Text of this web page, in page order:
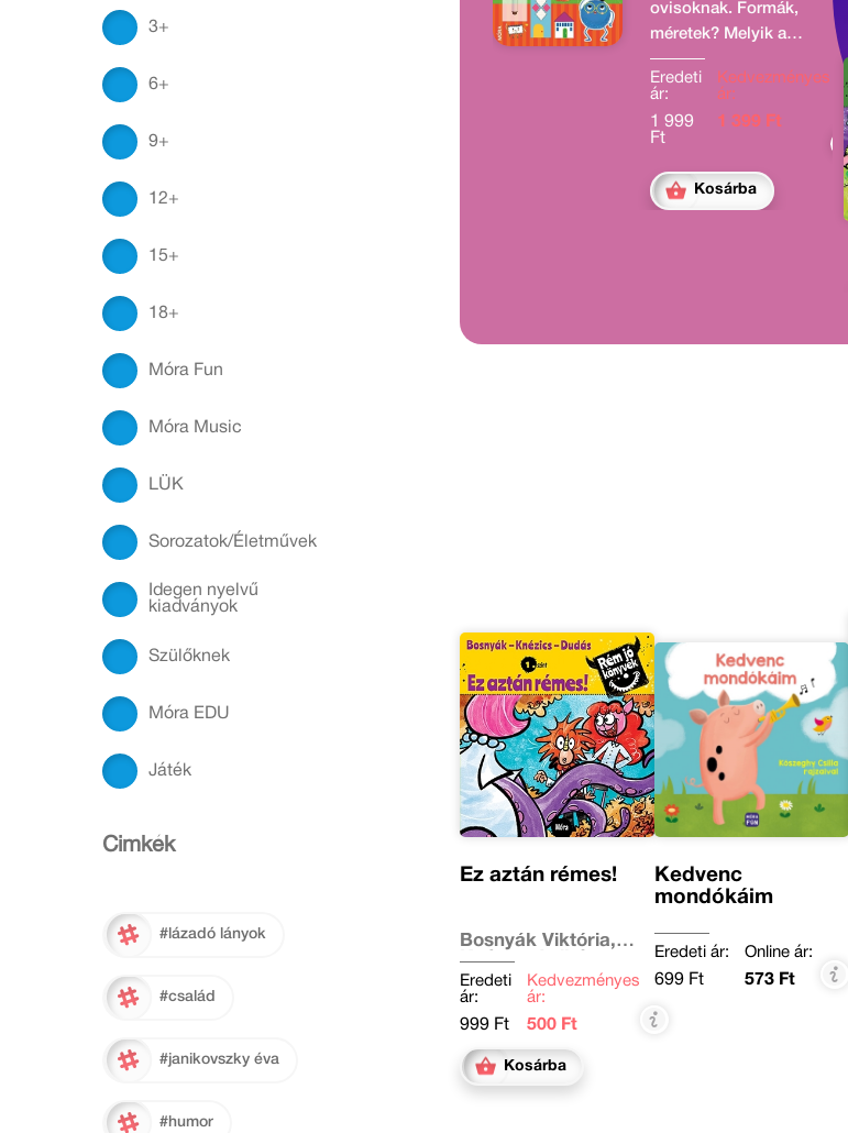
3+
6+
9+
12+
15+
18+
Móra Fun
Móra Music
LÜK
Sorozatok/Életművek
Idegen nyelvű
kiadványok
Szülőknek
Móra EDU
Játék
Cimkék
#lázadó lányok
#család
#janikovszky éva
#humor
ovisoknak. Formák,
méretek? Melyik a
kisebb? Hol találod a
nagyobbat?
Négyzetek és
téglalapok?
mókás feladat a
letörölhető csodatoll
Eredeti
ár:
1 999
Ft
Kedvezményes
ár:
1 399 Ft
Kosárba
Ez aztán rémes!
Bosnyák Viktória,
Knézics Anikó
Eredeti
ár:
999 Ft
Kedvezményes
ár:
500 Ft
Kosárba
Kedvenc
mondókáim
Eredeti ár:
699 Ft
Online ár:
573 Ft